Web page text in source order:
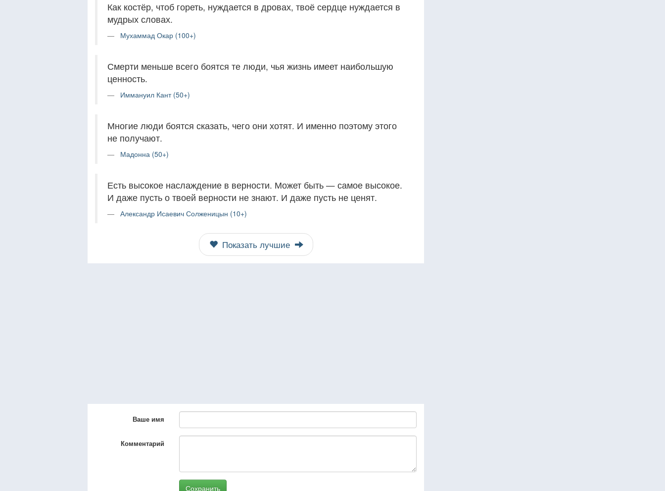
Как костёр, чтоб гореть, нуждается в дровах, твоё сердце нуждается в
мудрых словах.
Мухаммад Окар (100+)
Смерти меньше всего боятся те люди, чья жизнь имеет наибольшую
ценность.
Иммануил Кант (50+)
Многие люди боятся сказать, чего они хотят. И именно поэтому этого
не получают.
Мадонна (50+)
Есть высокое наслаждение в верности. Может быть — самое высокое.
И даже пусть о твоей верности не знают. И даже пусть не ценят.
Александр Исаевич Солженицын (10+)
Показать лучшие
Ваше имя
Комментарий
Сохранить